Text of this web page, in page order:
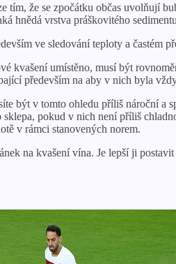
tím, že se zpočátku občas uvolňují
hnědá vrstva práškovitého
ve sledování teploty a častém
kvašení umístěno, musí být
především na aby v nich byla
být v tomto ohledu příliš nároční a
sklepa, pokud v nich není příliš
v rámci stanovených norem.
na kvašení vína. Je lepší ji